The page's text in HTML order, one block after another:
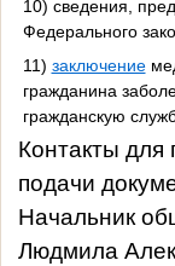
10) сведения,
Федерального
11) заключение
гражданина
гражданскую
Контакты
подачи
Начальник
Людмила